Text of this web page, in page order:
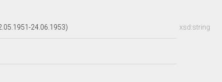
xsd:string
24.06.1953)